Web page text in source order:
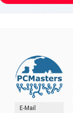
E-Mail